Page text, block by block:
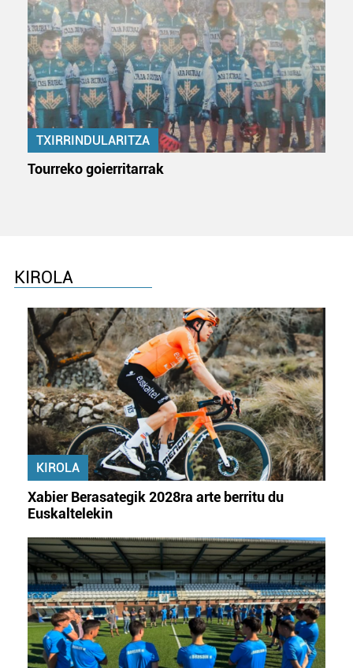
TXIRRINDULARITZA
Tourreko goierritarrak
KIROLA
KIROLA
Xabier Berasategik 2028ra arte berritu du
Euskaltelekin